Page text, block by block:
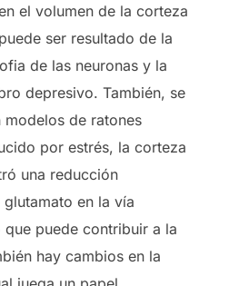
el volumen de la corteza
ser resultado de la
de las neuronas y la
depresivo. También, se
modelos de ratones
por estrés, la corteza
una reducción
en la vía
que puede contribuir a la
hay cambios en la